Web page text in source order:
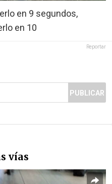
en 9 segundos,
en 10
Reportar
PUBLICAR
vías